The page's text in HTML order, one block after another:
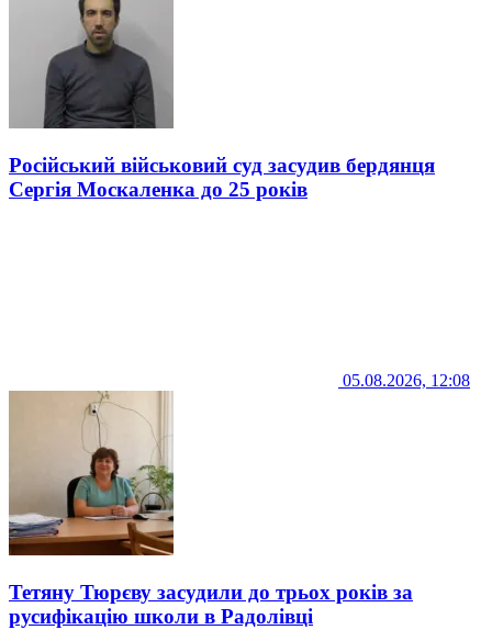
Російський військовий суд засудив бердянця
Сергія Москаленка до 25 років
05.08.2026, 12:08
Тетяну Тюрєву засудили до трьох років за
русифікацію школи в Радолівці